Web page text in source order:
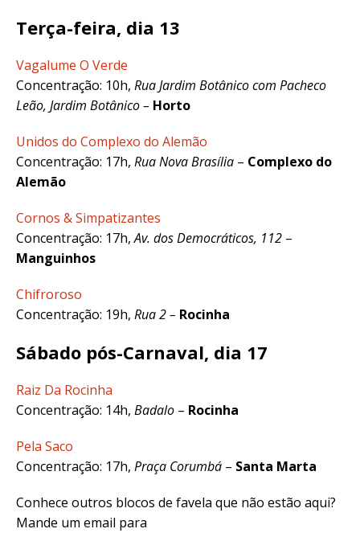
Terça-feira, dia 13
Vagalume O Verde
Concentração: 10h, Rua Jardim Botânico com Pacheco
Leão, Jardim Botânico – Horto
Unidos do Complexo do Alemão
Concentração: 17h, Rua Nova Brasília – Complexo do
Alemão
Cornos & Simpatizantes
Concentração: 17h,Av. dos Democráticos, 112 –
Manguinhos
Chifroroso
Concentração: 19h, Rua 2 – Rocinha
Sábado pós-Carnaval, dia 17
Raiz Da Rocinha
Concentração: 14h, Badalo – Rocinha
Pela Saco
Concentração: 17h, Praça Corumbá – Santa Marta
Conhece outros blocos de favela que não estão aqui?
Mande um email para